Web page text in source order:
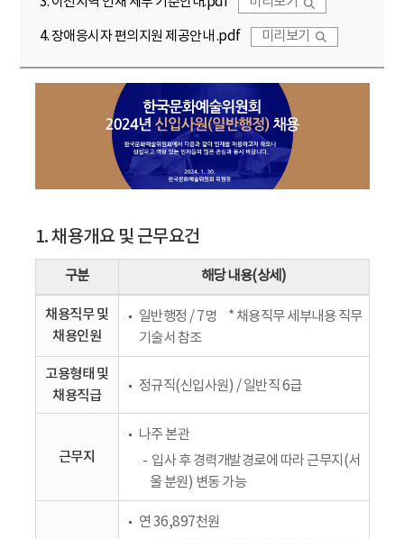
4. 장애응시자 편의지원 제공안내 .pdf 미리보기
1. 채용개요 및 근무요건
구분 해당 내용(상세)
채용직무 및
채용인원
일반행정 / 7명
* 채용직무 세부내용 직무
기술서 참조
고용형태 및
채용직급
정규직(신입사원) / 일반직 6급
근무지
나주 본관
입사 후 경력개발경로에 따라 근무지(서
울 분원) 변동 가능
연 36,897천원